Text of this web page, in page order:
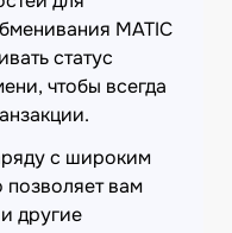
MATIC
статус
чтобы всегда
с широким
вам
другие